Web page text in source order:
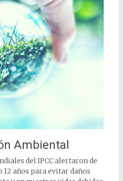
Ambiental
del IPCC alertaron de
12 años para evitar daños